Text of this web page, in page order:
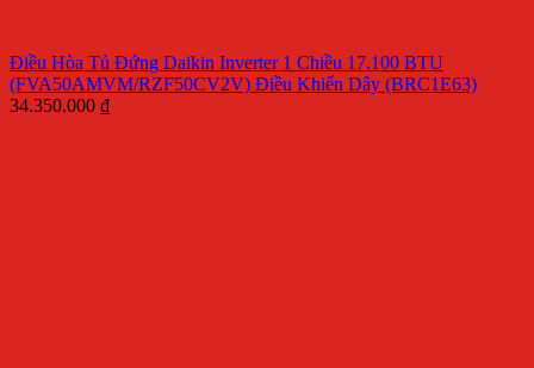
Điều Hòa Tủ Đứng Daikin Inverter 1 Chiều 17.100 BTU
(FVA50AMVM/RZF50CV2V) Điều Khiển Dây (BRC1E63)
34.350.000 ₫